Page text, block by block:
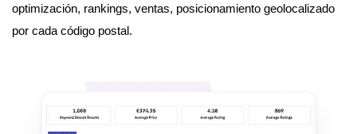
optimización, rankings, ventas, posicionamiento geolocalizado
por cada código postal.